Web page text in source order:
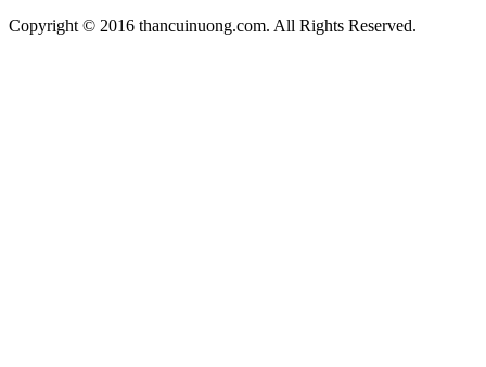
Copyright © 2016 thancuinuong.com. All Rights Reserved.